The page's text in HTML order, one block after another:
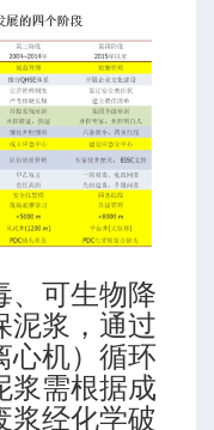
、可生物降
泥浆，通过
心机）循环
浆需根据成
经化学破